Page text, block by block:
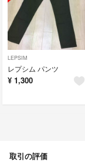
LEPSIM
レプシム パンツ
¥ 1,300
取引の評価